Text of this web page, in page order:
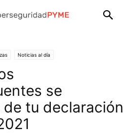
Noticias al día
se
tu declaración